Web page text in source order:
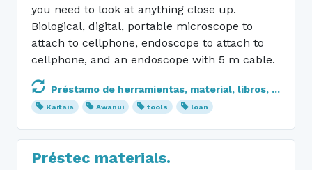
you need to look at anything close up.
Biological, digital, portable microscope to
attach to cellphone, endoscope to attach to
cellphone, and an endoscope with 5 m cable.
Préstamo de herramientas, material, libros, ...
Kaitaia Awanui tools loan
Préstec materials.